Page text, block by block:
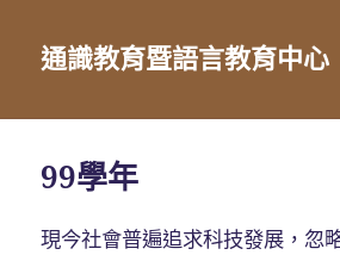
通識教育暨語言教育中心
99學年
現今社會普遍追求科技發展，忽